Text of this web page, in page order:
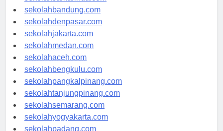
sekolahsamarinda.com
sekolahbandung.com
sekolahdenpasar.com
sekolahjakarta.com
sekolahmedan.com
sekolahaceh.com
sekolahbengkulu.com
sekolahpangkalpinang.com
sekolahtanjungpinang.com
sekolahsemarang.com
sekolahyogyakarta.com